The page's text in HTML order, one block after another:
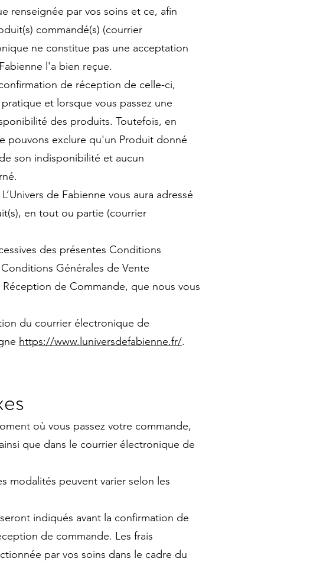
renseignée par vos soins et ce, afin
commandé(s) (courrier
ne constitue pas une acceptation
l'a bien reçue.
de réception de celle-ci,
et lorsque vous passez une
des produits. Toutefois, en
pouvons exclure qu'un Produit donné
son indisponibilité et aucun
de Fabienne vous aura adressé
en tout ou partie (courrier
des présentes Conditions
Générales de Vente
de Commande, que nous vous
du courrier électronique de
https://www.luniversdefabienne.fr/.
où vous passez votre commande,
que dans le courrier électronique de
modalités peuvent varier selon les
indiqués avant la confirmation de
de commande. Les frais
par vos soins dans le cadre du